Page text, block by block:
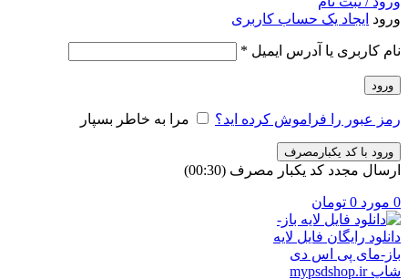
ورود ایجاد یک حساب کاربری
نام کاربری یا آدرس ایمیل *
ورود
رمز عبور را فراموش کرده اید؟ مرا به خاطر بسپار
ورود با کد یکبارمصرف
ارسال مجدد کد یکبار مصرف (00:
30
)
0 مورد 0 تومان